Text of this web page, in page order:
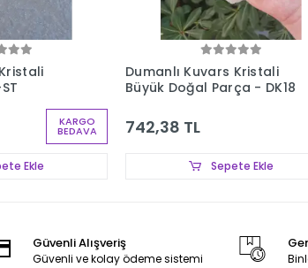
KARGO
BEDAVA
Ekle
Dumanlı Kuvars Kristali
Büyük Doğal Parça - DK18
742,38 TL
Sepete Ekle
Güvenli Alışveriş
Güvenli ve kolay ödeme sistemi